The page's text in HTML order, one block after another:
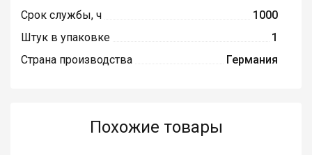
Срок службы, ч
1000
Штук в упаковке
1
Страна производства
Германия
Похожие товары